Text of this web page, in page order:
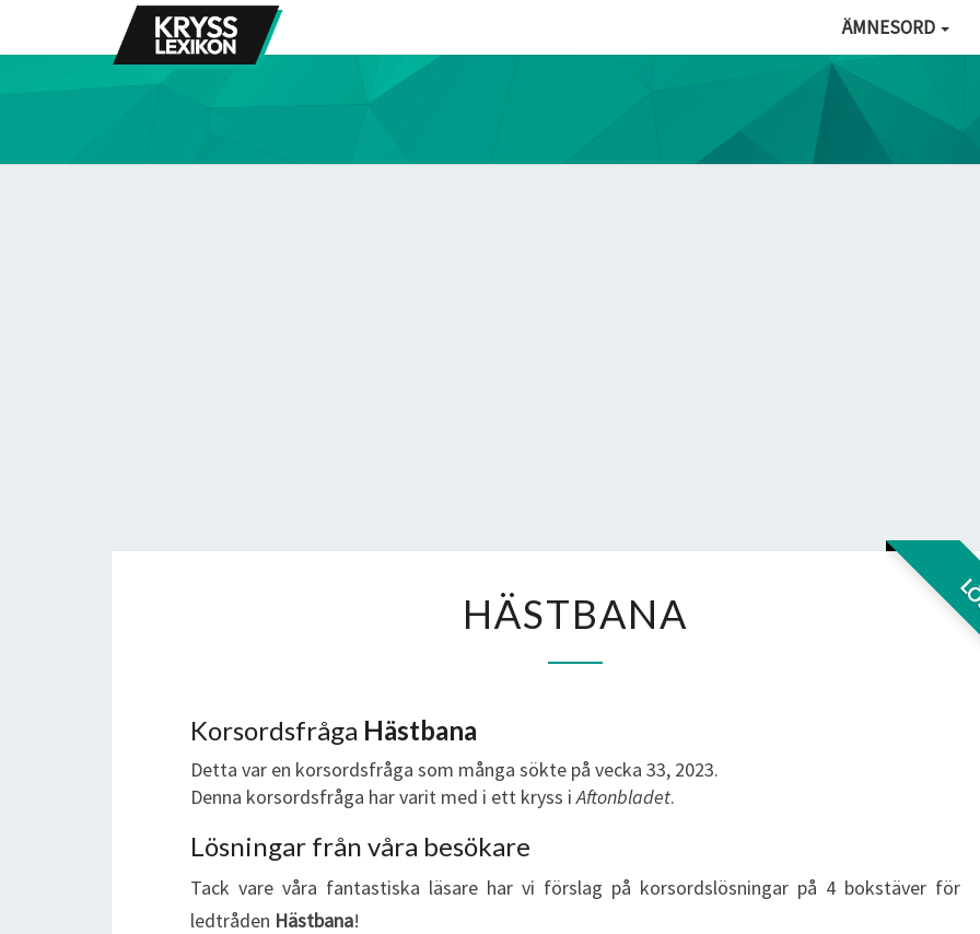
ÄMNESORD
HÄSTBANA
Korsordsfråga Hästbana
Detta var en korsordsfråga som många sökte på vecka 33, 2023.
Denna korsordsfråga har varit med i ett kryss iAftonbladet.
Lösningar från våra besökare
Tack vare våra fantastiska läsare har vi förslag på korsordslösningar på 4 bokstäver för
ledtråden Hästbana!